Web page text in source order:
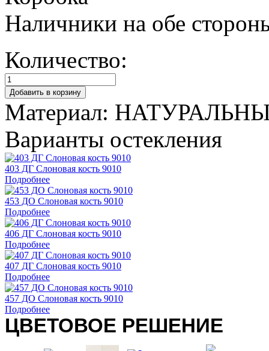
Наличники на обе
Количество:
Материал:
Варианты остекления
403 ДГ Слоновая кость 9010
Подробнее
453 ДО Слоновая кость 9010
Подробнее
406 ДГ Слоновая кость 9010
Подробнее
407 ДГ Слоновая кость 9010
Подробнее
457 ДО Слоновая кость 9010
Подробнее
ЦВЕТОВОЕ РЕШЕНИЕ